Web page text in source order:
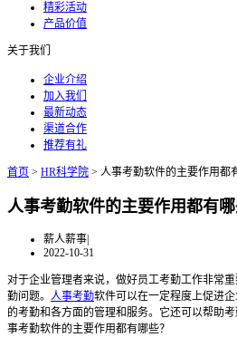
精彩活动
产品价值
关于我们
企业介绍
加入我们
最新动态
渠道合作
推荐有礼
首页 > HR科学院 > 人事考勤软件的主要作用都
人事考勤软件的主要作用都有哪
薪人薪事|
2022-10-31
对于企业管理者来说，做好员工考勤工作非常
勤问题。 人事考勤软件可以在一定程度上促进
的考勤和各方面的管理和服务。它还可以帮助
事考勤软件的主要作用都有哪些？